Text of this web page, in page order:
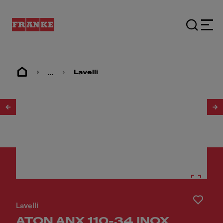
... Lavelli
Lavelli